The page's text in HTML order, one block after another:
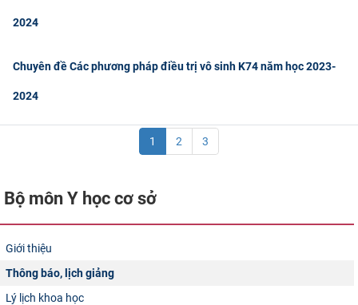
2024
Chuyên đề Các phương pháp điều trị vô sinh K74 năm học 2023-
2024
1 2 3
Bộ môn Y học cơ sở​
Giới thiệu
Thông báo, lịch giảng
Lý lịch khoa học